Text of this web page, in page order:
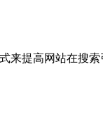
来提高网站在搜